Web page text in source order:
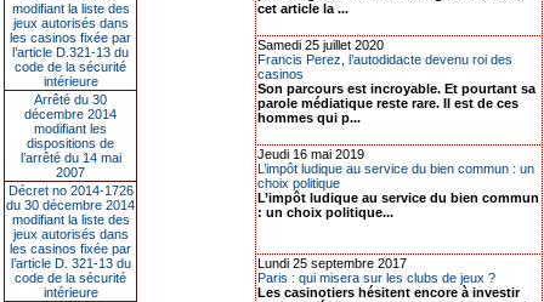
modifiant la liste des
jeux autorisés dans
les casinos fixée par
l’article D.321-13 du
code de la sécurité
intérieure
Arrêté du 30
décembre 2014
modifiant les
dispositions de
l’arrêté du 14 mai
2007
Décret no 2014-1726
du 30 décembre 2014
modifiant la liste des
jeux autorisés dans
les casinos fixée par
l’article D. 321-13 du
code de la sécurité
intérieure
cet article la ...
Samedi 25 juillet 2020
Francis Perez, l’autodidacte devenu roi des
casinos
Son parcours est incroyable. Et pourtant sa
parole médiatique reste rare. Il est de ces
hommes qui p...
Jeudi 16 mai 2019
L’impôt ludique au service du bien commun : un
choix politique
L’impôt ludique au service du bien commun
: un choix politique...
Lundi 25 septembre 2017
Paris : qui misera sur les clubs de jeux ?
Les casinotiers hésitent encore à investir